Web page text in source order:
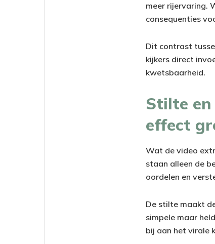
meer rijervaring.
consequenties
Dit contrast
kijkers direct
kwetsbaarheid.
Stilte
effect
Wat de video
staan alleen de
oordelen en
De stilte maakt
simpele maar
bij aan het virale